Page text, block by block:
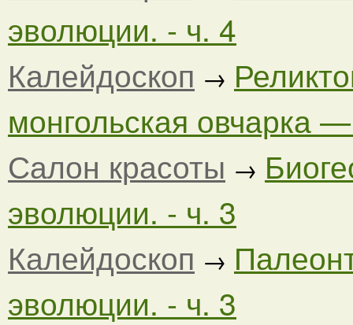
эволюции. - ч. 4
Калейдоскоп →
монгольская овчарка
Салон красоты →
эволюции. - ч. 3
Калейдоскоп →
эволюции. - ч. 3